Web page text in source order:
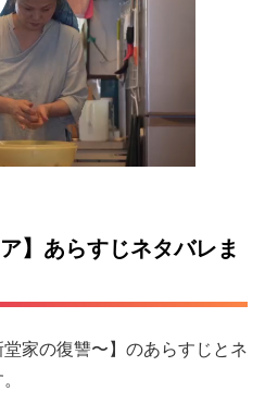
】あらすじネタバレま
堂家の復讐〜】のあらすじとネ